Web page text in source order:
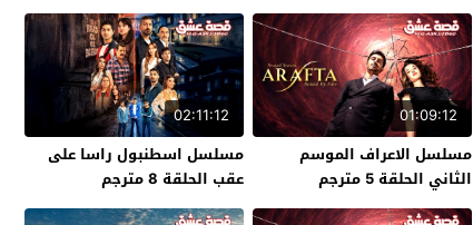
01:09:12
مسلسل الاعراف الموسم
الثاني الحلقة 5 مترجم
02:11:12
مسلسل اسطنبول راسا على
عقب الحلقة 8 مترجم